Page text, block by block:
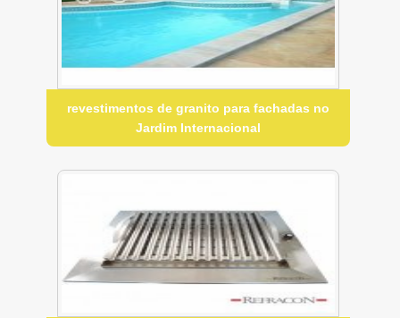
revestimentos de granito para fachadas no
Jardim Internacional